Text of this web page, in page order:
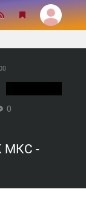
0
МКС -